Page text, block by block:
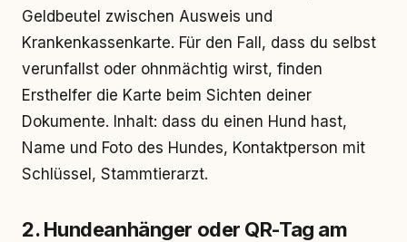
Geldbeutel zwischen Ausweis und
Krankenkassenkarte. Für den Fall, dass du selbst
verunfallst oder ohnmächtig wirst, finden
Ersthelfer die Karte beim Sichten deiner
Dokumente. Inhalt: dass du einen Hund hast,
Name und Foto des Hundes, Kontaktperson mit
Schlüssel, Stammtierarzt.
2. Hundeanhänger oder QR-Tag am